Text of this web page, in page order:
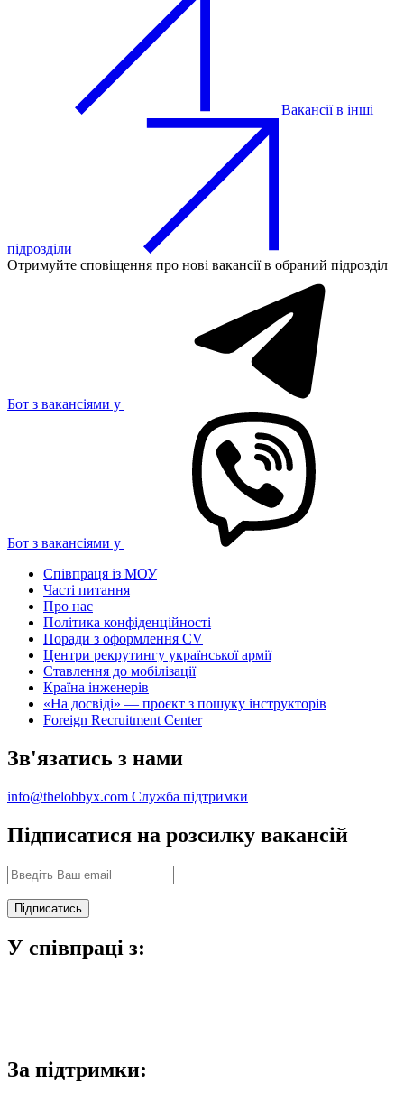
Вакансії в інші
підрозділи
Отримуйте сповіщення про нові вакансії в обраний підрозділ
Бот з вакансіями у
Бот з вакансіями у
Співпраця із МОУ
Часті питання
Про нас
Політика конфіденційності
Поради з оформлення CV
Центри рекрутингу української армії
Ставлення до мобілізації
Країна інженерів
«На досвіді» — проєкт з пошуку інструкторів
Foreign Recruitment Center
Зв'язатись з нами
info@thelobbyx.com Служба підтримки
Підписатися на розсилку вакансій
У співпраці з:
За підтримки: